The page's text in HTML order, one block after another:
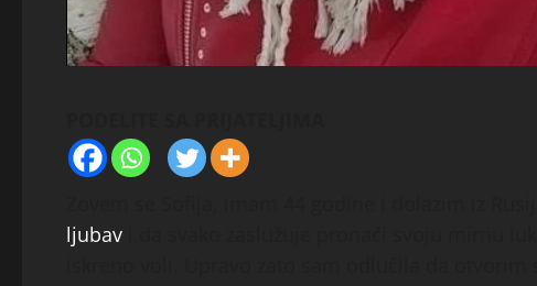
ljubav